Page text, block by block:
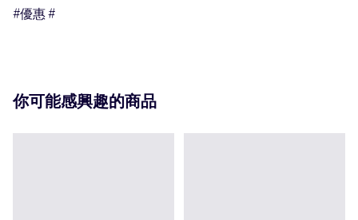
#優惠 #
你可能感興趣的商品